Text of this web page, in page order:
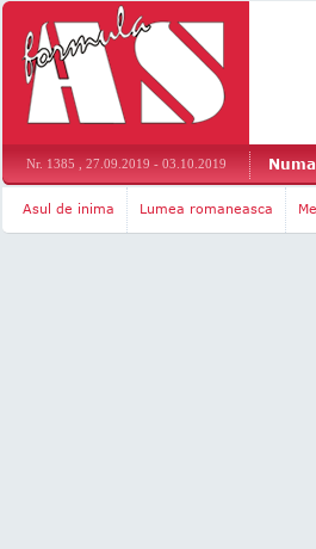
Nr. 1385 , 27.09.2019 - 03.10.2019
Asul de inima Lumea romaneasca